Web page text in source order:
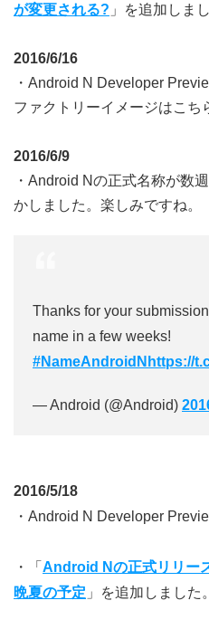
が変更される? 」を追加しまし
2016/6/16
・Android N Developer
ファクトリーイメージはこち
2016/6/9
・Android Nの正式名称が数
かしました。楽しみですね。
Thanks for your
name in a few weeks!
#NameAndroidN https://
— Android (@Android)
2016/5/18
・Android N Developer
・「 Android Nの正式リリー
晩夏の予定 」を追加しました。